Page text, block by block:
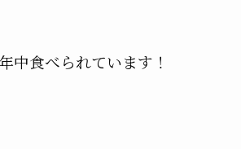
中食べられています！